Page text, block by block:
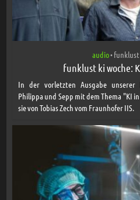
audio•funklust
funklust ki woche:
In der vorletzten Ausgabe unserer
Philippa und Sepp mit dem Thema "KI
sie von Tobias Zech vom Fraunhofer IIS.